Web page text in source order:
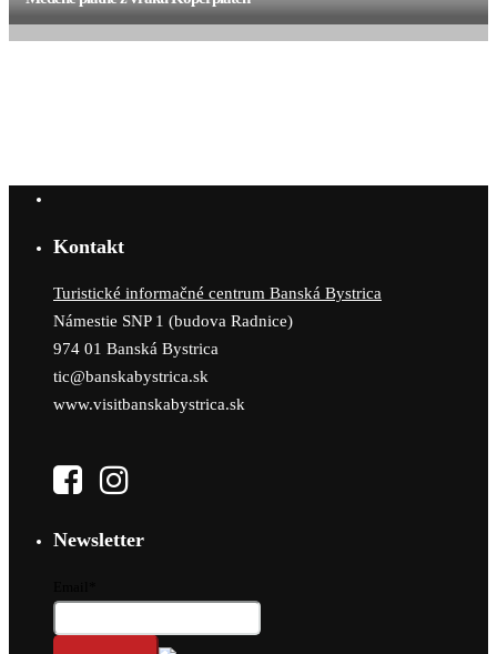
Kontakt
Turistické informačné centrum Banská Bystrica
Námestie SNP 1 (budova Radnice)
974 01 Banská Bystrica
tic@banskabystrica.sk
www.visitbanskabystrica.sk
Newsletter